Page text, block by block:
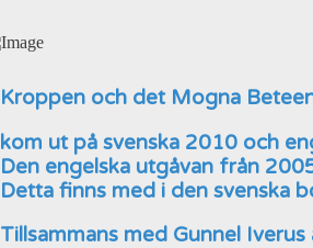
Kroppen och det Mogna
kom ut på svenska 2010 och
Den engelska utgåvan från
Detta finns med i den svenska
Tillsammans med Gunnel